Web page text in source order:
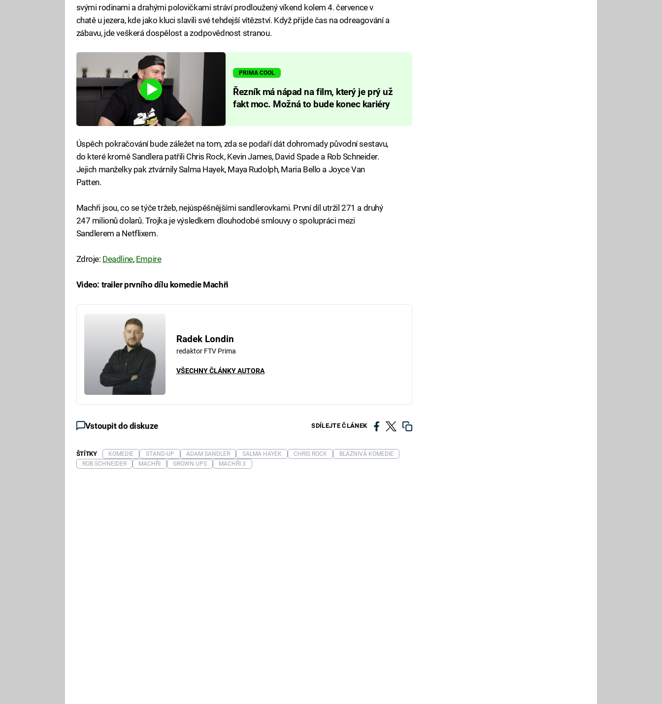
svými rodinami a drahými polovičkami stráví prodloužený víkend kolem 4. července v
chatě u jezera, kde jako kluci slavili své tehdejší vítězství. Když přijde čas na odreagování a
zábavu, jde veškerá dospělost a zodpovědnost stranou.
PRIMA COOL
Řezník má nápad na film, který je prý už
fakt moc. Možná to bude konec kariéry
Úspěch pokračování bude záležet na tom, zda se podaří dát dohromady původní sestavu,
do které kromě Sandlera patřili Chris Rock, Kevin James, David Spade a Rob Schneider.
Jejich manželky pak ztvárnily Salma Hayek, Maya Rudolph, Maria Bello a Joyce Van
Patten.
Machři jsou, co se týče tržeb, nejúspěšnějšími sandlerovkami. První díl utržil 271 a druhý
247 milionů dolarů. Trojka je výsledkem dlouhodobé smlouvy o spolupráci mezi
Sandlerem a Netflixem.
Zdroje: Deadline, Empire
Video: trailer prvního dílu komedie Machři
Radek Londin
redaktor FTV Prima
VŠECHNY ČLÁNKY AUTORA
Vstoupit do diskuze SDÍLEJTE ČLÁNEK
ŠTÍTKY KOMEDIE STAND-UP ADAM SANDLER SALMA HAYEK CHRIS ROCK
BLÁZNIVÁ KOMEDIE
ROB SCHNEIDER
MACHŘI GROWN UPS MACHŘI 3